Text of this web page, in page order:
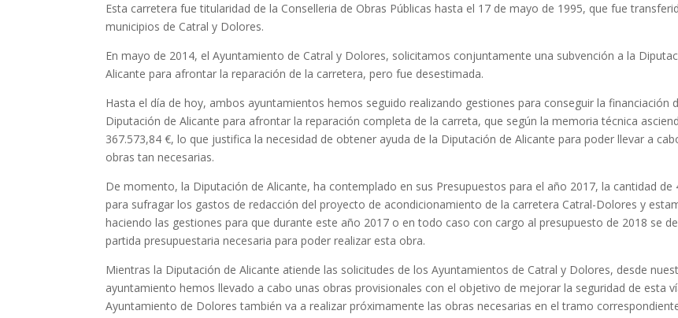
Esta carretera fue titularidad de la Conselleria de Obras Públicas hasta el 17 de mayo de 1995, que fue
municipios de Catral y Dolores.
En mayo de 2014, el Ayuntamiento de Catral y Dolores, solicitamos conjuntamente una subvención a la
Alicante para afrontar la reparación de la carretera, pero fue desestimada.
Hasta el día de hoy, ambos ayuntamientos hemos seguido realizando gestiones para conseguir la financiación
Diputación de Alicante para afrontar la reparación completa de la carreta, que según la memoria técnica
367.573,84 €, lo que justifica la necesidad de obtener ayuda de la Diputación de Alicante para poder llevar a
obras tan necesarias.
De momento, la Diputación de Alicante, ha contemplado en sus Presupuestos para el año 2017, la cantidad de
para sufragar los gastos de redacción del proyecto de acondicionamiento de la carretera Catral-Dolores y
haciendo las gestiones para que durante este año 2017 o en todo caso con cargo al presupuesto de 2018 se
partida presupuestaria necesaria para poder realizar esta obra.
Mientras la Diputación de Alicante atiende las solicitudes de los Ayuntamientos de Catral y Dolores, desde
ayuntamiento hemos llevado a cabo unas obras provisionales con el objetivo de mejorar la seguridad de esta
Ayuntamiento de Dolores también va a realizar próximamente las obras necesarias en el tramo